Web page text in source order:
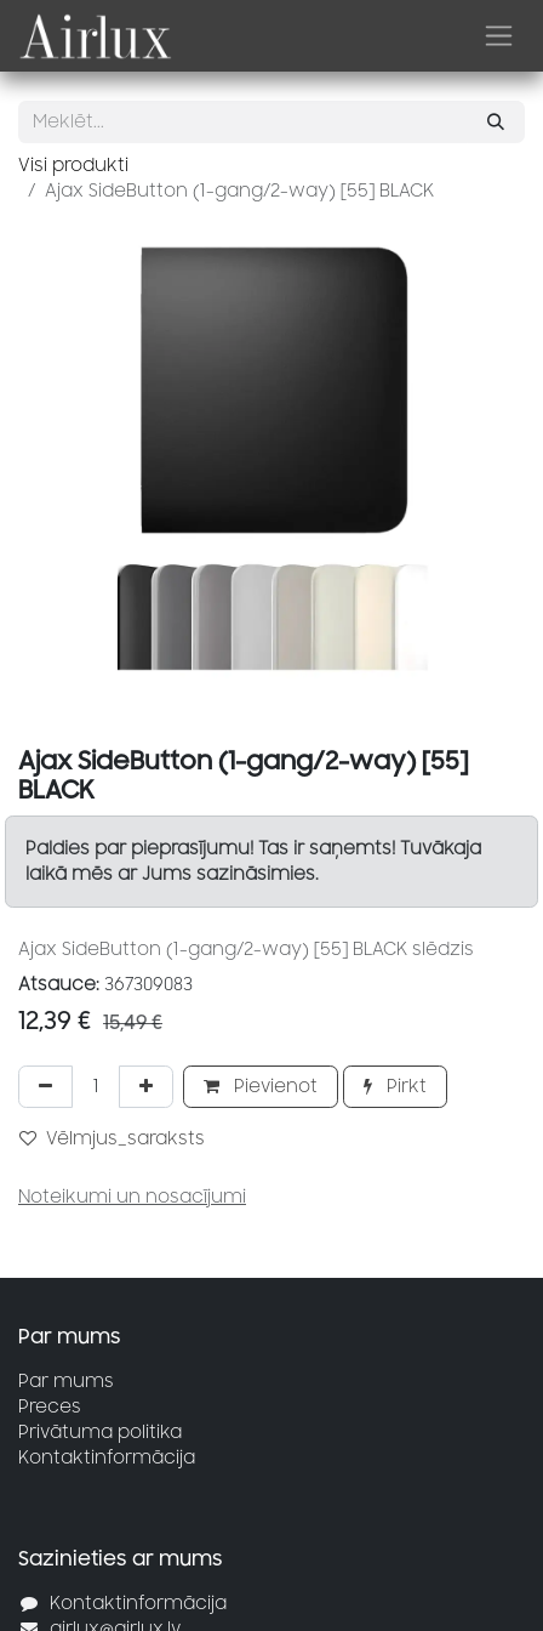
Skip to Content
Visi produkti
Ajax SideButton (1-gang/2-way) [55] BLACK
Ajax SideButton (1-gang/2-way) [55]
BLACK
Paldies par pieprasījumu! Tas ir saņemts! Tuvākaja
laikā mēs ar Jums sazināsimies.
Ajax SideButton (1-gang/2-way) [55] BLACK slēdzis
Atsauce: 367309083
12,39 € 15,49€
Pievienot Pirkt
Vēlmjus_saraksts
Noteikumi un nosacījumi
Par mums
Par mums
Preces
Privātuma politika
Kontaktinformācija
Sazinieties ar mums
Kontaktinformācija